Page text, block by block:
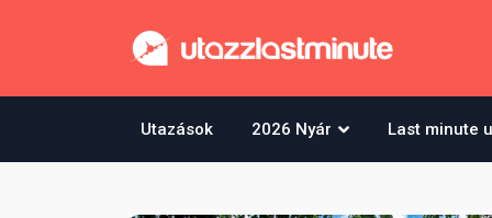
Utazások 2026 Nyár Last minute